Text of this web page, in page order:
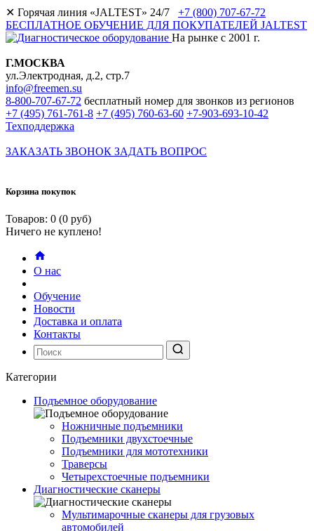
✕ Горячая линия «JALTEST» 24/7 +7 (800) 707-67-72
БЕСПЛАТНОЕ ОБУЧЕНИЕ ДЛЯ ПОКУПАТЕЛЕЙ JALTEST
На рынке с 2001 г.
Г.МОСКВА
ул.Электродная, д.2, стр.7
info@freemen.su
8-800-707-67-72 бесплатный номер для звонков из регионов
+7 (495) 761-761-8 +7 (495) 760-63-60 +7-903-693-10-42
Техподдержка
ЗАКАЗАТЬ ЗВОНОК ЗАДАТЬ ВОПРОС
Корзина покупок
Товаров: 0 (0 руб)
Ничего не куплено!
О нас
Обучение
Новости
Доставка и оплата
Контакты
Категории
Подъемное оборудование
Ножничные подъемники
Подъемники двухстоечные
Подъемники для мототехники
Траверсы
Четырехстоечные подъемники
Диагностические сканеры
Мультимарочные сканеры для грузовых
автомобилей